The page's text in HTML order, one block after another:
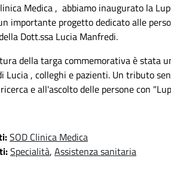
Medica , abbiamo inaugurato la
importante progetto dedicato alle
Dott.ssa Lucia Manfredi.
della targa commemorativa è stata
Lucia , colleghi e pazienti. Un tributo
e all'ascolto delle persone con
SOD Clinica Medica
Specialità, Assistenza sanitaria